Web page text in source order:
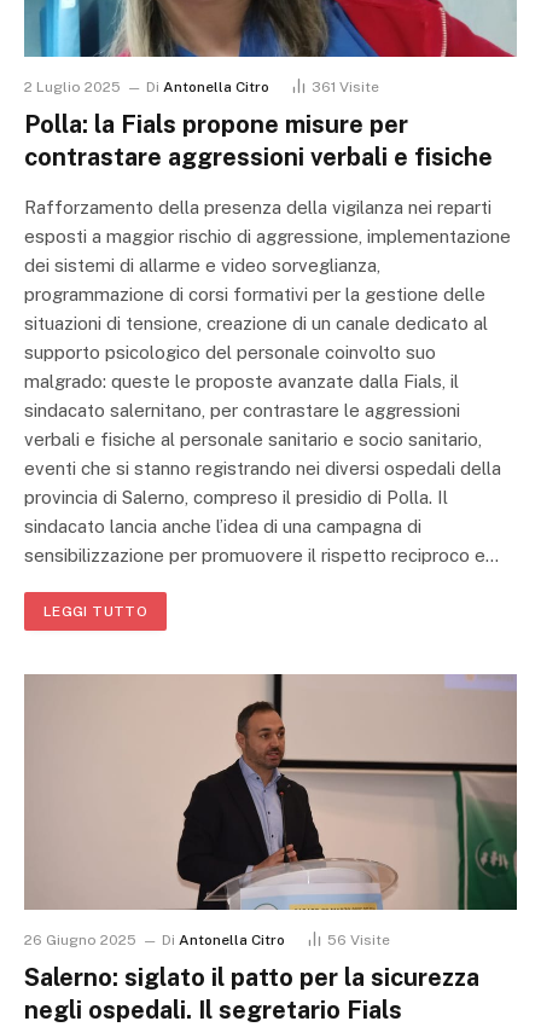
2 Luglio 2025 Di Antonella Citro 361 Visite
Polla: la Fials propone misure per
contrastare aggressioni verbali e fisiche
Rafforzamento della presenza della vigilanza nei reparti
esposti a maggior rischio di aggressione, implementazione
dei sistemi di allarme e video sorveglianza,
programmazione di corsi formativi per la gestione delle
situazioni di tensione, creazione di un canale dedicato al
supporto psicologico del personale coinvolto suo
malgrado: queste le proposte avanzate dalla Fials, il
sindacato salernitano, per contrastare le aggressioni
verbali e fisiche al personale sanitario e socio sanitario,
eventi che si stanno registrando nei diversi ospedali della
provincia di Salerno, compreso il presidio di Polla. Il
sindacato lancia anche l’idea di una campagna di
sensibilizzazione per promuovere il rispetto reciproco e…
LEGGI TUTTO
26 Giugno 2025 Di Antonella Citro 56 Visite
Salerno: siglato il patto per la sicurezza
negli ospedali. Il segretario Fials